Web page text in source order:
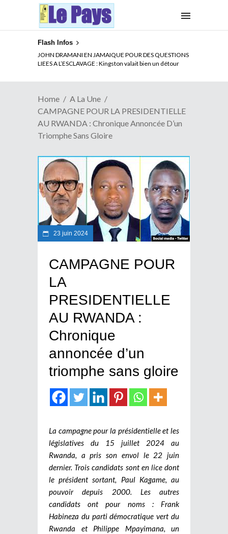
Flash Infos
JOHN DRAMANI EN JAMAIQUE POUR DES QUESTIONS
LIEES A L’ESCLAVAGE : Kingston valait bien un détour
ELECTION DE TALON A LA TETE DU SENAT BENINOIS :
Quand Patrice quitte le pouvoir sans partir !
Home
A La Une
CAMPAGNE POUR LA PRESIDENTIELLE
AU RWANDA : Chronique Annoncée D’un
Triomphe Sans Gloire
23 juin 2024
CAMPAGNE POUR
LA
PRESIDENTIELLE
AU RWANDA :
Chronique
annoncée d’un
triomphe sans gloire
La campagne pour la présidentielle et les
législatives du 15 juillet 2024 au
Rwanda, a pris son envol le 22 juin
dernier. Trois candidats sont en lice dont
le président sortant, Paul Kagame, au
pouvoir depuis 2000. Les autres
candidats ont pour noms : Frank
Habineza du parti démocratique vert du
Rwanda et Philippe Mpayimana, un